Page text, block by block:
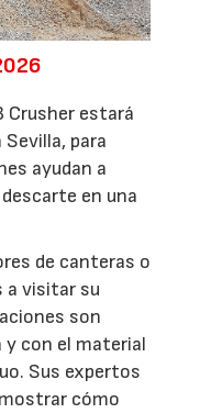
Crusher estará
para
ayudan a
en una
de canteras o
a visitar su
son
y con el material
Sus expertos
cómo